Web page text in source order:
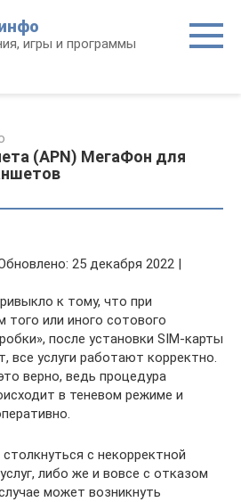
игры и программы
(APN) МегаФон для
25 декабря 2022 |
к тому, что при
того или иного сотового
после установки SIM-карты
все услуги работают корректно.
верно, ведь процедура
в теневом режиме и
с некорректной
либо же и вовсе с отказом
может возникнуть